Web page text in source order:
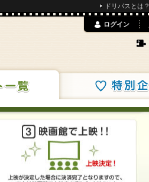
ドリパスとは？
特別企画
ログイン